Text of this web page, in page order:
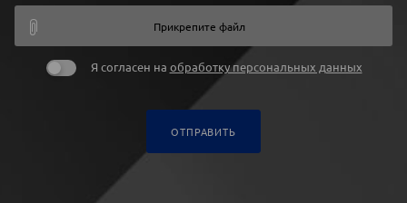
Прикрепите файл
Я согласен на обработку персональных данных
ОТПРАВИТЬ